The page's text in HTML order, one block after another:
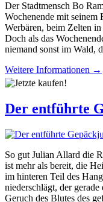
Der Stadtmensch Bo
Wochenende mit seinem
Werbären, beim Zelten
Doch als das
niemand sonst im Wald,
Weitere Informationen →
Der entführte
So gut Julian Allard die
ist mehr als bereit, die
im hinteren Teil des
niederschlägt, der
Geruch des Blutes des